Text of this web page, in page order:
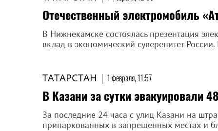
Отечественный электромобиль
В Нижнекамске состоялась презентация
вклад в экономический суверенитет
ТАТАРСТАН | 1 февраля, 11:57
В Казани за сутки эвакуировали
За последние 24 часа с улиц Казани на
припаркованных в запрещенных местах и